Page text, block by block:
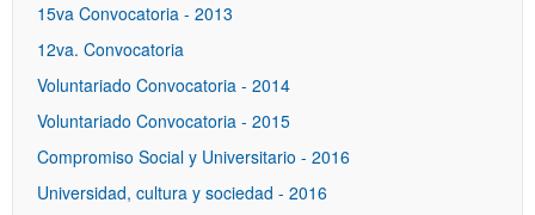
15va Convocatoria - 2013
12va. Convocatoria
Voluntariado Convocatoria - 2014
Voluntariado Convocatoria - 2015
Compromiso Social y Universitario - 2016
Universidad, cultura y sociedad - 2016